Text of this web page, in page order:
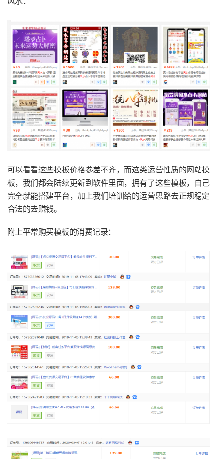
可以看看这些模板价格参差不齐，而这类运营性质的网站模
板，我们都会陆续更新到软件里面，拥有了这些模板，自己
完全就能搭建平台，加上我们培训给的运营思路去正规稳定
合法的去赚钱。
附上平常购买模板的消费记录：